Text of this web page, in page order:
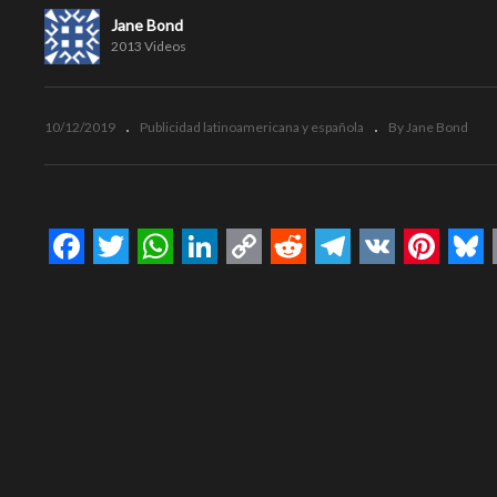
Jane Bond
2013 Videos
10/12/2019 Publicidad latinoamericana y española By Jane Bond